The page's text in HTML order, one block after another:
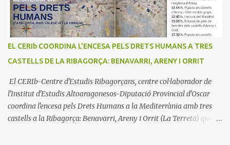
EL CERIb COORDINA L'ENCESA PELS DRETS HUMANS A TRES
CASTELLS DE LA RIBAGORÇA: BENAVARRI, ARENY I ORRIT
El CERIb-Centre d'Estudis Ribagorçans, centre col·laborador de
l'Institut d'Estudis Altoaragonesos-Diputació Provincial d'Oscar
coordina l'encesa pels Drets Humans a la Mediterrània amb tres
castells a la Ribagorça: Benavarri, Areny i Orrit (La Terreta) que